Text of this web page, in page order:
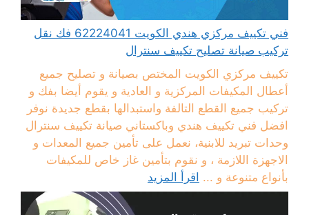
فني تكييف مركزي هندي الكويت 62224041 فك نقل
تركيب صيانة تصليح تكييف سنترال
تكييف مركزي الكويت المختص بصيانة و تصليح جميع
أعطال المكيفات المركزية و العادية و يقوم أيضا بفك و
تركيب جميع القطع التالفة واستبدالها بقطع جديدة نوفر
افضل فني تكييف هندي وباكستاني صيانة تكييف سنترال
وحدات تبريد للابنية، نعمل على تأمين جميع المعدات و
الاجهزة اللازمة ، و نقوم بتأمين غاز خاص للمكيفات
بأنواع متنوعة و ... اقرأ المزيد